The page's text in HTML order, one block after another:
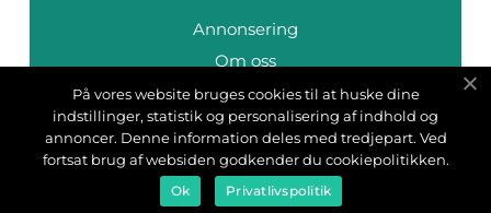
Annonsering
Om oss
Cookies
Kontakta oss
Sitemap
På vores website bruges cookies til at huske dine
indstillinger, statistik og personalisering af indhold og
annoncer. Denne information deles med tredjepart. Ved
fortsat brug af websiden godkender du cookiepolitikken.
Ok Privatlivspolitik